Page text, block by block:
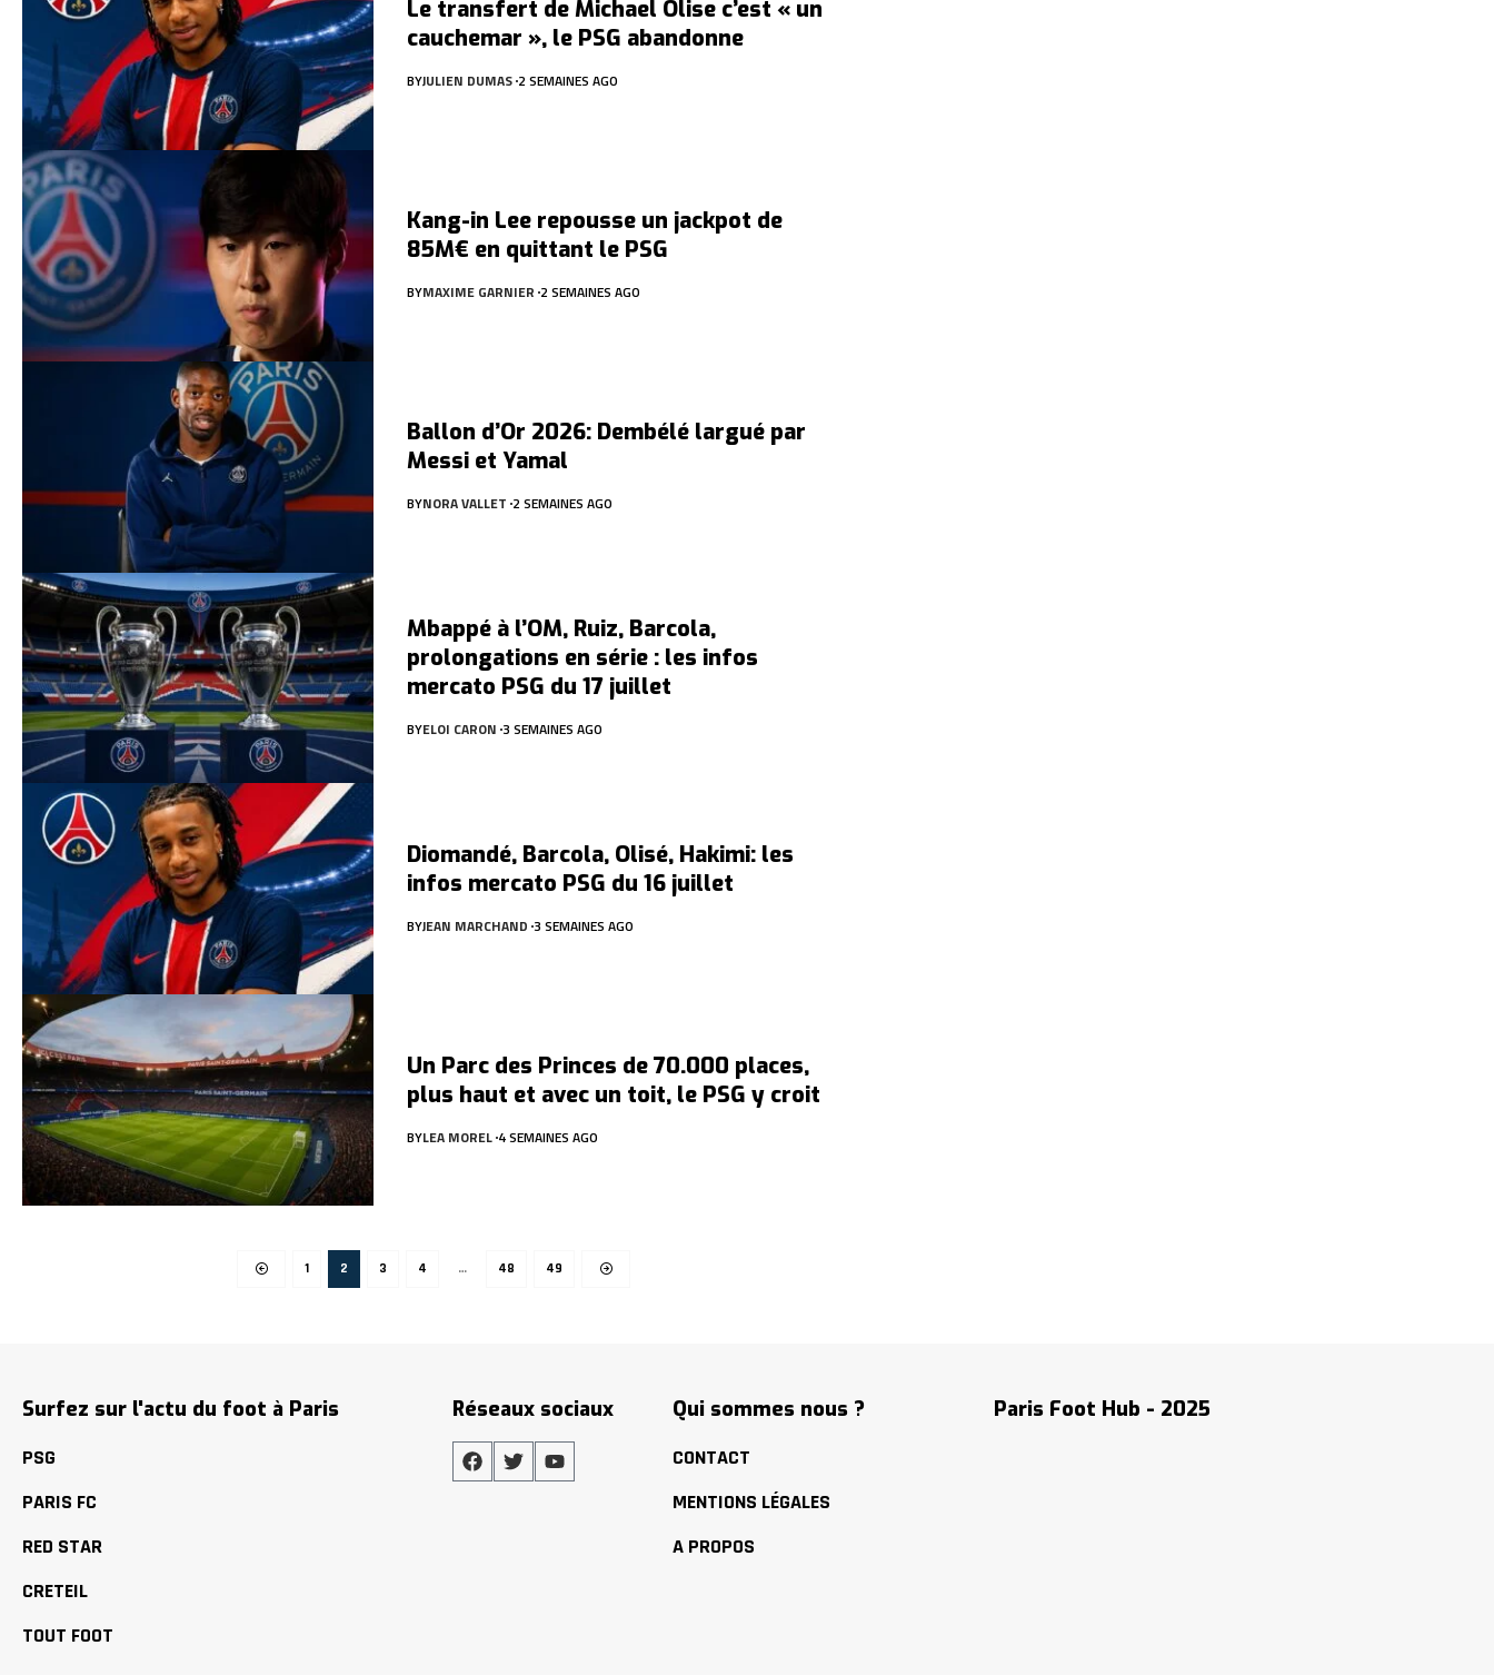
Le transfert de Michael Olise c’est « un
cauchemar », le PSG abandonne
BYJULIEN DUMAS 2 SEMAINES AGO
Kang-in Lee repousse un jackpot de
85M€ en quittant le PSG
BYMAXIME GARNIER 2 SEMAINES AGO
Ballon d’Or 2026: Dembélé largué par
Messi et Yamal
BYNORA VALLET 2 SEMAINES AGO
Mbappé à l’OM, Ruiz, Barcola,
prolongations en série : les infos
mercato PSG du 17 juillet
BYELOI CARON 3 SEMAINES AGO
Diomandé, Barcola, Olisé, Hakimi: les
infos mercato PSG du 16 juillet
BYJEAN MARCHAND 3 SEMAINES AGO
Un Parc des Princes de 70.000 places,
plus haut et avec un toit, le PSG y croit
BYLEA MOREL 4 SEMAINES AGO
1 2 3 4 … 48 49
Surfez sur l'actu du foot à Paris
PSG
PARIS FC
RED STAR
CRETEIL
TOUT FOOT
Réseaux sociaux Qui sommes nous ?
CONTACT
MENTIONS LÉGALES
A PROPOS
Paris Foot Hub - 2025